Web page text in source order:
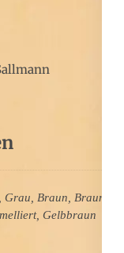
Grau, Braun, Braun
Gelbbraun